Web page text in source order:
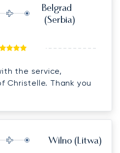
Belgrad
(Serbia)
the service,
especially the help of Christelle. Thank you
Wilno (Litwa)